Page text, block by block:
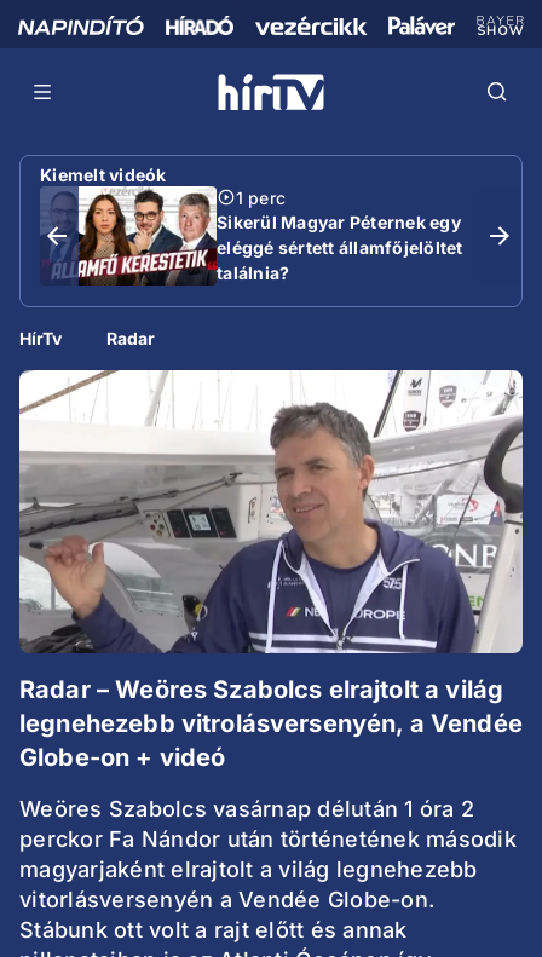
Kiemelt videók
1 perc
Sikerül Magyar Péternek egy
eléggé sértett államfőjelöltet
találnia?
HírTv Radar
Radar – Weöres Szabolcs elrajtolt a világ
legnehezebb vitrolásversenyén, a Vendée
Globe-on + videó
Weöres Szabolcs vasárnap délután 1 óra 2
perckor Fa Nándor után történetének második
magyarjaként elrajtolt a világ legnehezebb
vitorlásversenyén a Vendée Globe-on.
Stábunk ott volt a rajt előtt és annak